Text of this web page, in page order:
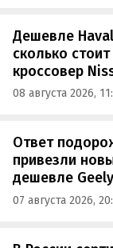
Дешевле
сколько
кроссовер
08 августа 2026,
Ответ
привезли
дешевле
07 августа 2026,